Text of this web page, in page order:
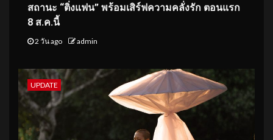
สถานะ “ติ่งแฟน” พร้อมเสิร์ฟความคลั่งรัก ตอนแรก
8 ส.ค.นี้
2 วัน ago admin
UPDATE